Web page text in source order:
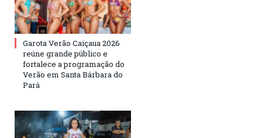
Garota Verão Caiçaua 2026
reúne grande público e
fortalece a programação do
Verão em Santa Bárbara do
Pará